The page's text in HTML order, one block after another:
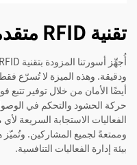
تقنية RFID متقدمة
ودقيقة. وهذه الميزة لا تُسرّع
أيضًا الأمان من خلال توفير
حركة الحشود والتحكم في
الفعاليات الاستجابة السريعة
وممتعةً لجميع المشاركين. وتُميّز
بيئة إدارة الفعاليات التنافسية.